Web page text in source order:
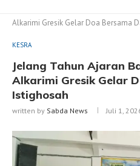
Alkarimi Gresik Gelar Doa Bersama
KESRA
Jelang Tahun Ajaran
Alkarimi Gresik Gelar
Istighosah
written by Sabda News Juli 1,